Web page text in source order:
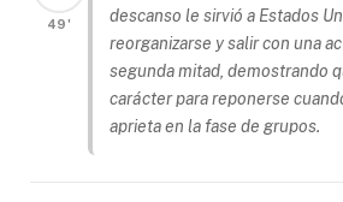
49'
descanso le sirvió a Estados
reorganizarse y salir con una
segunda mitad, demostrando
carácter para reponerse
aprieta en la fase de grupos.